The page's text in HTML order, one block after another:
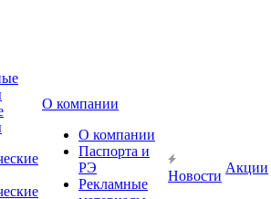
О компании
О компании
Паспорта и
РЭ
Рекламные
Новости
Акции